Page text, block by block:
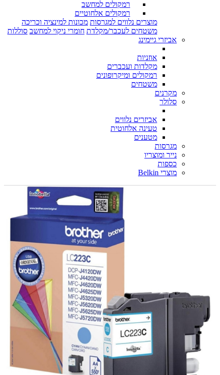
רמקולים למחשב
רמקולים אלחוטיים
מוצרים נלווים למגרסות מכונות למינציה וכריכה
משטחים לעכבר/מקלדת חומרי ניקוי למחשב סוללות
אביזרי גיימינג
אוזניות
מקלדות ועכברים
רמקולים ומיקרופונים
משטחים
מקרנים
סלולר
אביזרים נלווים
טעינה אלחוטית
מטענים
מגרסות
נייר ומוצריו
כספות
מוצרי Belkin